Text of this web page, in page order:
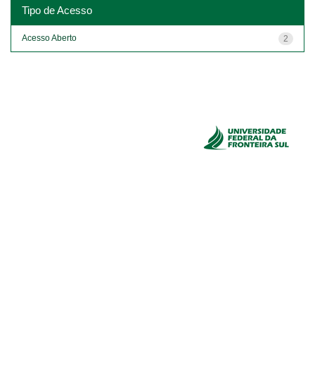
Tipo de Acesso
2
Acesso Aberto